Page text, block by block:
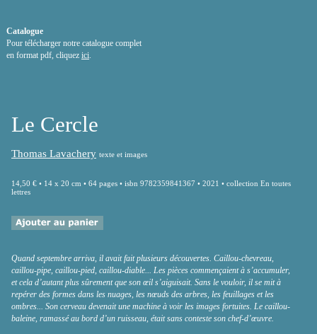
Catalogue
Pour télécharger notre catalogue complet
en format pdf, cliquez ici
Le Cercle
Thomas Lavachery texte et images
14,50 € • 14 x 20 cm • 64 pages • isbn 9782359841367 • 2021 • collection En toutes
lettres
Quand septembre arriva, il avait fait plusieurs découvertes. Caillou-chevreau,
caillou-pipe, caillou-pied, caillou-diable... Les pièces commençaient à s’accumuler,
et cela d’autant plus sûrement que son œil s’aiguisait. Sans le vouloir, il se mit à
repérer des formes dans les nuages, les nœuds des arbres, les feuillages et les
ombres... Son cerveau devenait une machine à voir les images fortuites. Le caillou-
baleine, ramassé au bord d’un ruisseau, était sans conteste son chef-d’œuvre.